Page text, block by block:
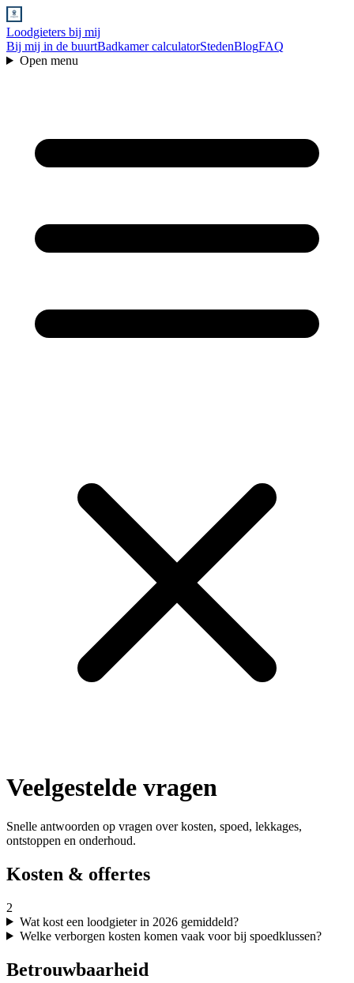
Loodgieters bij mij
Bij mij in de buurtBadkamer calculatorStedenBlogFAQ
Open menu
Veelgestelde vragen
Snelle antwoorden op vragen over kosten, spoed, lekkages,
ontstoppen en onderhoud.
Kosten & offertes
2
Wat kost een loodgieter in 2026 gemiddeld?
Welke verborgen kosten komen vaak voor bij spoedklussen?
Betrouwbaarheid